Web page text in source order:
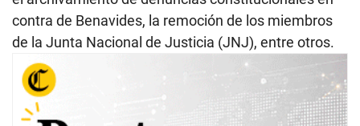
contra de Benavides, la remoción de los miembros
de la Junta Nacional de Justicia (JNJ), entre otros.